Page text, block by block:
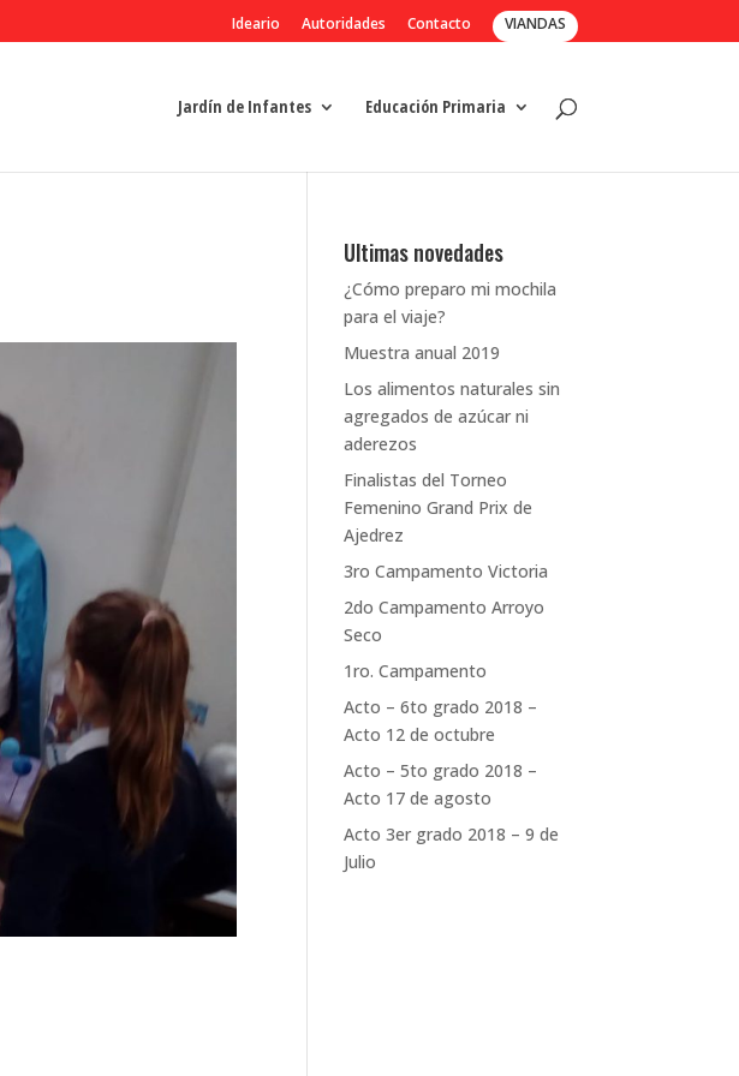
Ideario Autoridades Contacto VIANDAS
Jardín de Infantes Educación Primaria
Ultimas novedades
¿Cómo preparo mi mochila
para el viaje?
Muestra anual 2019
Los alimentos naturales sin
agregados de azúcar ni
aderezos
Finalistas del Torneo
Femenino Grand Prix de
Ajedrez
3ro Campamento Victoria
2do Campamento Arroyo
Seco
1ro. Campamento
Acto – 6to grado 2018 –
Acto 12 de octubre
Acto – 5to grado 2018 –
Acto 17 de agosto
Acto 3er grado 2018 – 9 de
Julio